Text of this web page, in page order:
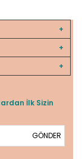
İlk Sizin
GÖNDER